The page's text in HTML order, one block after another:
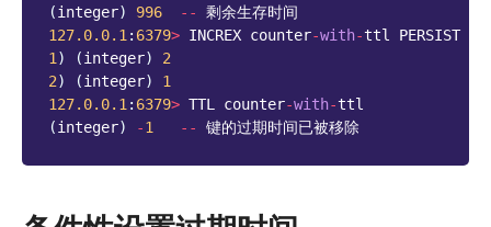
(integer) 996 --
剩余生存时间
127.0.0.1: 6379> INCREX counter-with-ttl
PERSIST
1) (integer)
2
2) (integer)
1
127.0.0.1: 6379> TTL counter-with-ttl
(integer) -1 -- 键的过期时间已被移除